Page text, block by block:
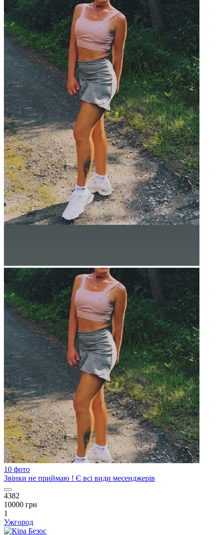
10 фото
Звінки не приймаю ! Є всі види месенджерів
4382
10000 грн
1
Ужгород